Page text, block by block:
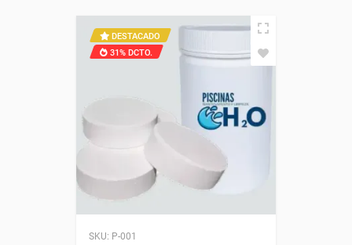
SKU: P-001
DESTACADO
31% DCTO.